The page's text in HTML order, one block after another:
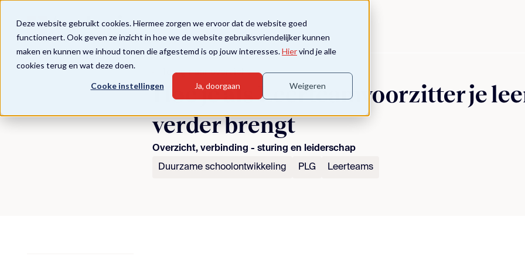
Deze website gebruikt cookies. Hiermee zorgen we ervoor dat de website goed
functioneert. Ook geven ze inzicht in hoe we de website gebruiksvriendelijker kunnen
maken en kunnen we inhoud tonen die afgestemd is op jouw interesses.Hiervind je alle
cookies terug en wat deze doen.
Cooke instellingen Ja, doorgaan Weigeren
Terug naar overzicht
Hoe je als Leerteamvoorzitter je
verder brengt
Overzicht, verbinding - sturing en leiderschap
Duurzame schoolontwikkeling
PLG Leerteams